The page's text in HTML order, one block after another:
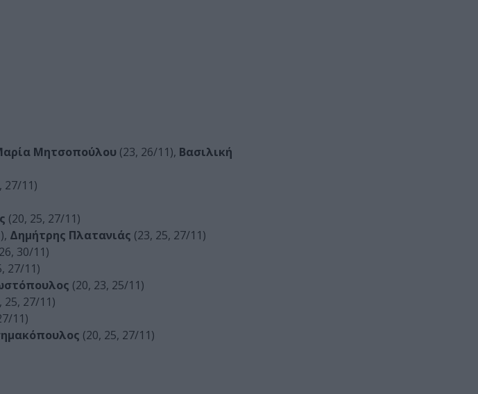
Μητσοπούλου (23, 26/11), Βασιλική
27/11)
(20, 25, 27/11)
Δημήτρης Πλατανιάς (23, 25, 27/11)
30/11)
27/11)
(20, 23, 25/11)
25, 27/11)
11)
(20, 25, 27/11)